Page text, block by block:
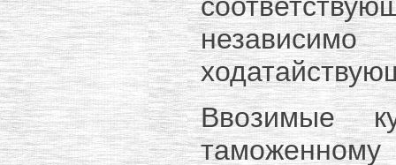
Ввозимые